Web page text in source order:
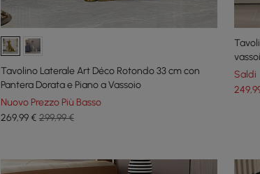
Tavolino Laterale Art Déco Rotondo 33 cm con
Pantera Dorata e Piano a Vassoio
Nuovo Prezzo Più Basso
269,99€ 299,99 €
Saldi
249